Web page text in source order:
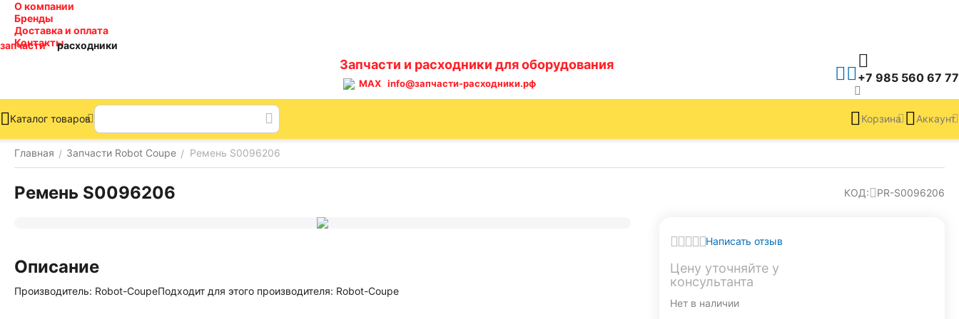
О компании
Бренды
Доставка и оплата
Контакты
запчасти расходники
Запчасти и расходники для оборудования
MAX info@запчасти-расходники.рф +7 985 560 67 77
Каталог товаров Корзина Аккаунт
Главная / Запчасти Robot Coupe / Ремень S0096206
Ремень S0096206 КОД: PR-S0096206
Написать отзыв
Цену уточняйте у
консультанта
Нет в наличии
Описание
Производитель: Robot-CoupeПодходит для этого производителя: Robot-Coupe